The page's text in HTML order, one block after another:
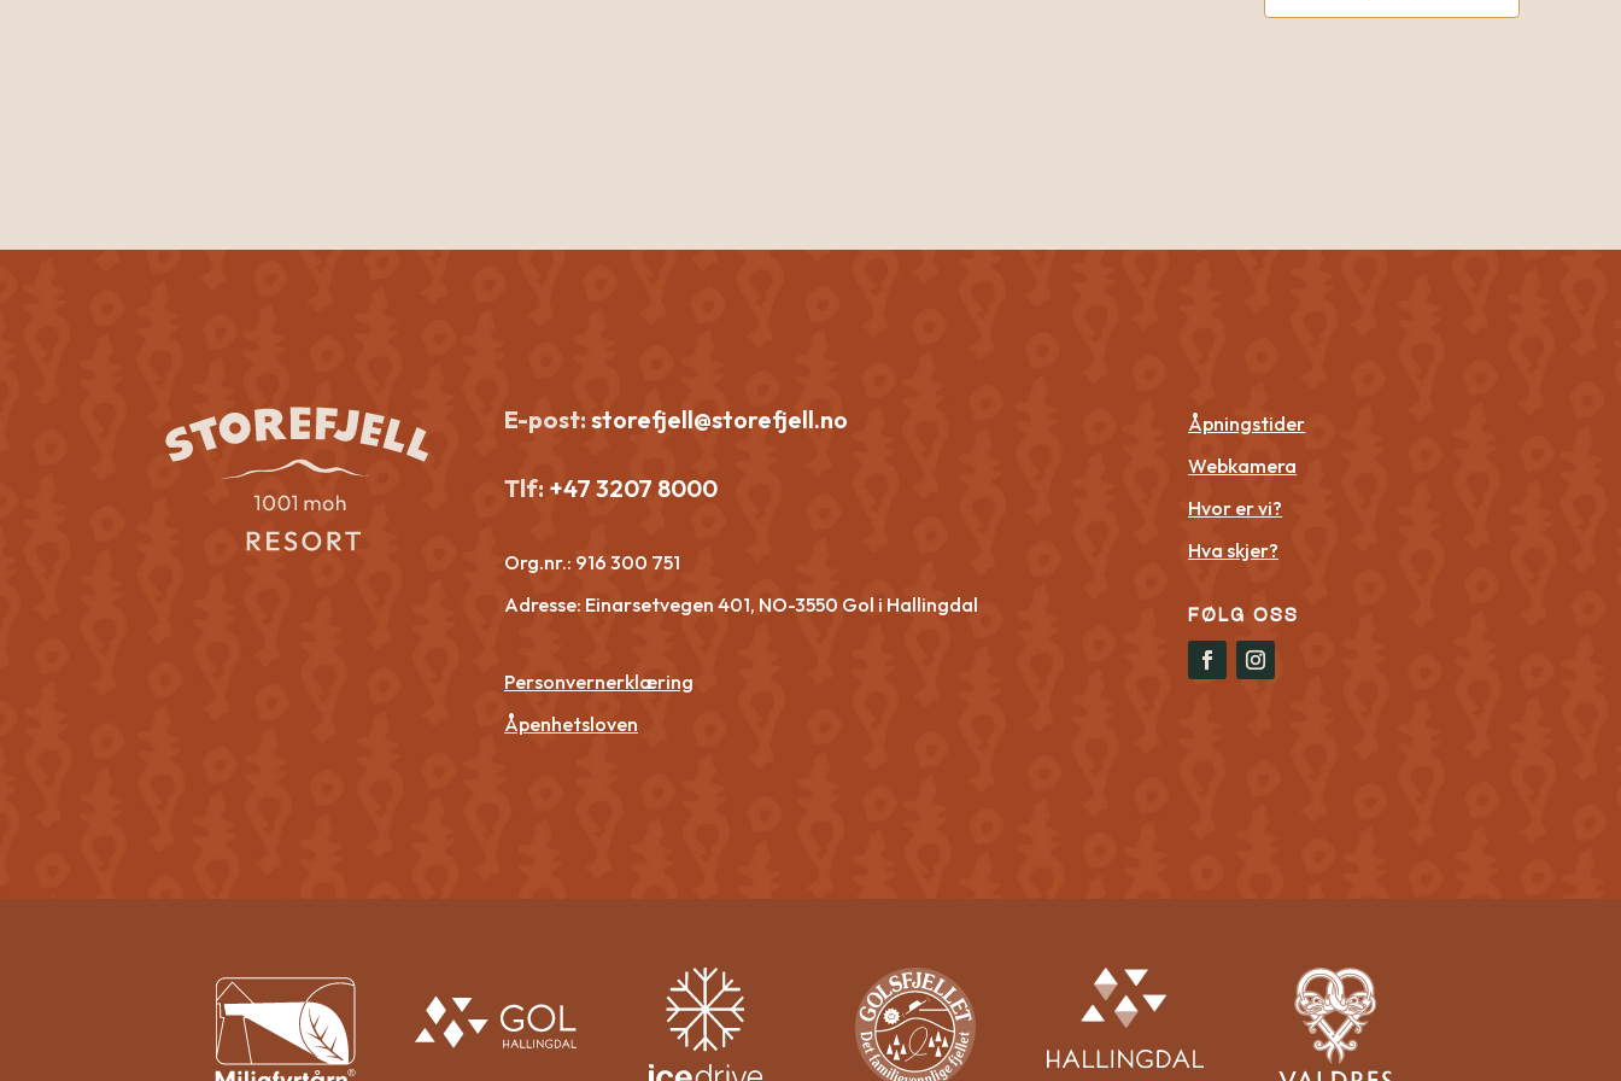
E-post: storefjell@storefjell.no
Tlf: +47 3207 8000
Org.nr.: 916 300 751
Adresse: Einarsetvegen 401, NO-3550 Gol i Hallingdal
Personvernerklæring
Åpenhetsloven
Åpningstider
Webkamera
Hvor er vi?
Hva skjer?
FØLG OSS